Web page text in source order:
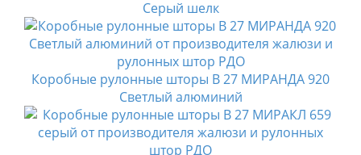
Серый шелк
Коробные рулонные шторы B 27 МИРАНДА 920
Светлый алюминий